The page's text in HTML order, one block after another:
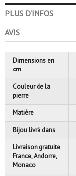
PLUS D'INFOS
AVIS
Dimensions en
cm
Couleur de la
pierre
Matière
Bijou livré dans
Livraison gratuite
France, Andorre,
Monaco